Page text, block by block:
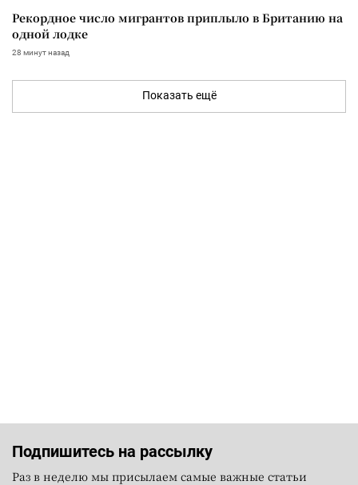
Рекордное число мигрантов приплыло в Британию на
одной лодке
28 минут назад
Показать ещё
Подпишитесь на рассылку
Раз в неделю мы присылаем самые важные статьи